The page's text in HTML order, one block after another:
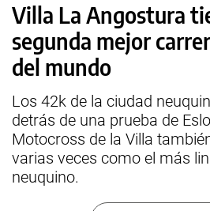
Villa La Angostura
segunda mejor
del mundo
Los 42k de la ciudad
detrás de una prueba de
Motocross de la Villa
varias veces como el más
neuquino.